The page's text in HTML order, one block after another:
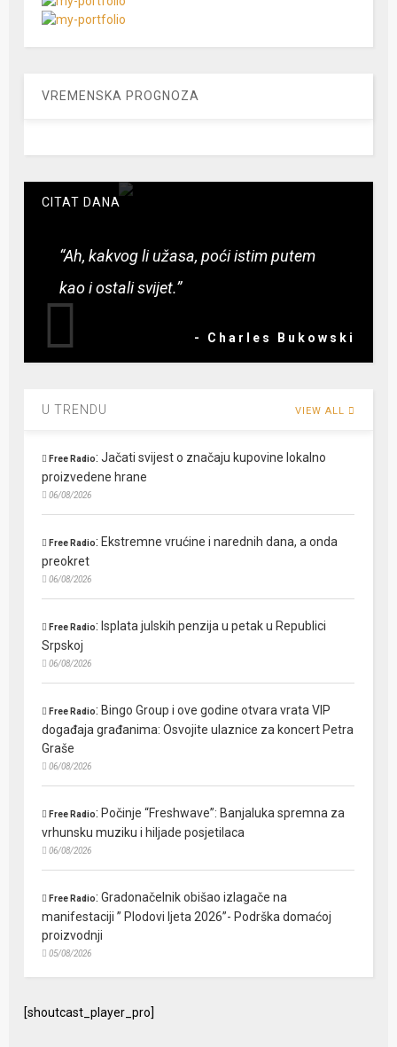
VREMENSKA PROGNOZA
CITAT DANA
“Ah, kakvog li užasa, poći istim putem
kao i ostali svijet.”
- Charles Bukowski
U TRENDU VIEW ALL
Free Radio:Jačati svijest o značaju kupovine lokalno
proizvedene hrane
06/08/2026
Free Radio: Ekstremne vrućine i narednih dana, a onda
preokret
06/08/2026
Free Radio: Isplata julskih penzija u petak u Republici
Srpskoj
06/08/2026
Free Radio: Bingo Group i ove godine otvara vrata VIP
događaja građanima: Osvojite ulaznice za koncert Petra
Graše
06/08/2026
Free Radio: Počinje “Freshwave”: Banjaluka spremna za
vrhunsku muziku i hiljade posjetilaca
06/08/2026
Free Radio:Gradonačelnik obišao izlagače na
manifestaciji ” Plodovi ljeta 2026”- Podrška domaćoj
proizvodnji
05/08/2026
[shoutcast_player_pro]